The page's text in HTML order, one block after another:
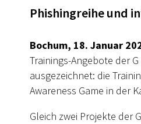
Phishingreihe und
Bochum, 18. Januar
Trainings-Angebote der
ausgezeichnet: die
Awareness Game in der
Gleich zwei Projekte der